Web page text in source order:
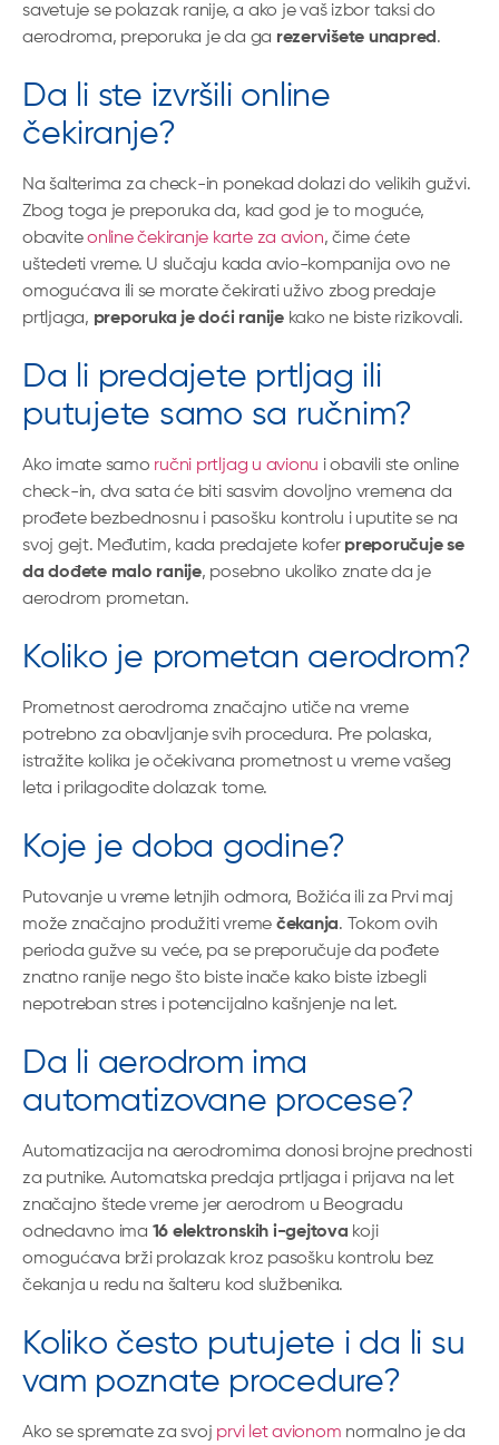
savetuje se polazak ranije, a ako je vaš izbor taksi do
aerodroma, preporuka je da ga rezervišete unapred .
Da li ste izvršili online
čekiranje?
Na šalterima za check-in ponekad dolazi do velikih gužvi.
Zbog toga je preporuka da, kad god je to moguće,
obaviteonline čekiranje karte za avion, čime ćete
uštedeti vreme. U slučaju kada avio-kompanija ovo ne
omogućava ili se morate čekirati uživo zbog predaje
prtljaga, preporuka je doći ranijekako ne biste rizikovali.
Da li predajete prtljag ili
putujete samo sa ručnim?
Ako imate samo ručni prtljag u avionu i obavili ste online
check-in, dva sata će biti sasvim dovoljno vremena da
prođete bezbednosnu i pasošku kontrolu i uputite se na
svoj gejt. Međutim, kada predajete kofer preporučuje se
da dođete malo ranije, posebno ukoliko znate da je
aerodrom prometan.
Koliko je prometan aerodrom?
Prometnost aerodroma značajno utiče na vreme
potrebno za obavljanje svih procedura. Pre polaska,
istražite kolika je očekivana prometnost u vreme vašeg
leta i prilagodite dolazak tome.
Koje je doba godine?
Putovanje u vreme letnjih odmora, Božića ili za Prvi maj
može značajno produžiti vreme čekanja. Tokom ovih
perioda gužve su veće, pa se preporučuje da pođete
znatno ranije nego što biste inače kako biste izbegli
nepotreban stres i potencijalno kašnjenje na let.
Da li aerodrom ima
automatizovane procese?
Automatizacija na aerodromima donosi brojne prednosti
za putnike. Automatska predaja prtljaga i prijava na let
značajno štede vreme jer aerodrom u Beogradu
odnedavno ima 16 elektronskih i-gejtova koji
omogućava brži prolazak kroz pasošku kontrolu bez
čekanja u redu na šalteru kod službenika.
Koliko često putujete i da li su
vam poznate procedure?
Ako se spremate za svoj prvi let avionom normalno je da